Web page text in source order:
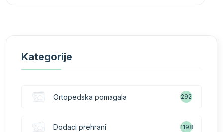
Kategorije
Ortopedska pomagala 292
Dodaci prehrani 1198